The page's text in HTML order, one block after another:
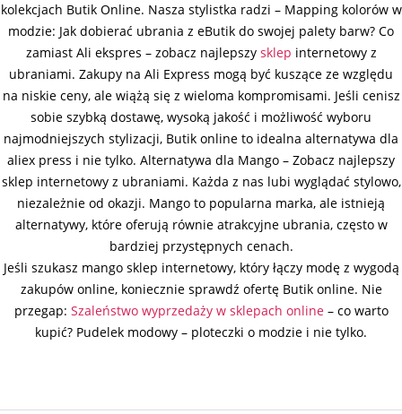
kolekcjach Butik Online. Nasza stylistka radzi – Mapping kolorów w
modzie: Jak dobierać ubrania z eButik do swojej palety barw? Co
zamiast Ali ekspres – zobacz najlepszy sklep internetowy z
ubraniami. Zakupy na Ali Express mogą być kuszące ze względu
na niskie ceny, ale wiążą się z wieloma kompromisami. Jeśli cenisz
sobie szybką dostawę, wysoką jakość i możliwość wyboru
najmodniejszych stylizacji, Butik online to idealna alternatywa dla
aliex press i nie tylko. Alternatywa dla Mango – Zobacz najlepszy
sklep internetowy z ubraniami. Każda z nas lubi wyglądać stylowo,
niezależnie od okazji. Mango to popularna marka, ale istnieją
alternatywy, które oferują równie atrakcyjne ubrania, często w
bardziej przystępnych cenach.
Jeśli szukasz mango sklep internetowy, który łączy modę z wygodą
zakupów online, koniecznie sprawdź ofertę Butik online. Nie
przegap: Szaleństwo wyprzedaży w sklepach online– co warto
kupić? Pudelek modowy – ploteczki o modzie i nie tylko.